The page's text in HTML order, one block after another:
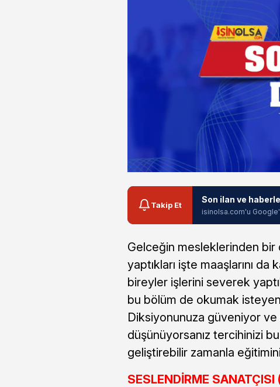
Takip Et
Son ilan ve
isinolsa.com'u
Gelceğin mesleklerinden bir
yaptıkları işte maaşlarını da
bireyler işlerini severek
bu bölüm de okumak
Diksiyonunuza güveniyor
düşünüyorsanız tercihinizi
geliştirebilir zamanla
SESLENDİRME